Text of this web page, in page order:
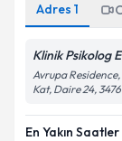
Adres 1
Klinik Psikolog
Avrupa Residence,
Kat, Daire 24,
En Yakın Saatler